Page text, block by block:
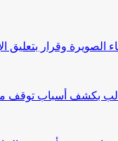
الصويرة وقرار بتعليق
بكشف أسباب توقف